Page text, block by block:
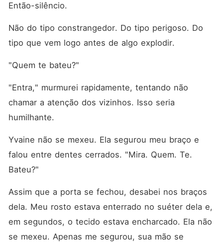
Então-silêncio.
Não do tipo constrangedor. Do tipo perigoso. Do
tipo que vem logo antes de algo explodir.
"Quem te bateu?"
"Entra," murmurei rapidamente, tentando não
chamar a atenção dos vizinhos. Isso seria
humilhante.
Yvaine não se mexeu. Ela segurou meu braço e
falou entre dentes cerrados. "Mira. Quem. Te.
Bateu?"
Assim que a porta se fechou, desabei nos braços
dela. Meu rosto estava enterrado no suéter dela e,
em segundos, o tecido estava encharcado. Ela não
se mexeu. Apenas me segurou, sua mão se